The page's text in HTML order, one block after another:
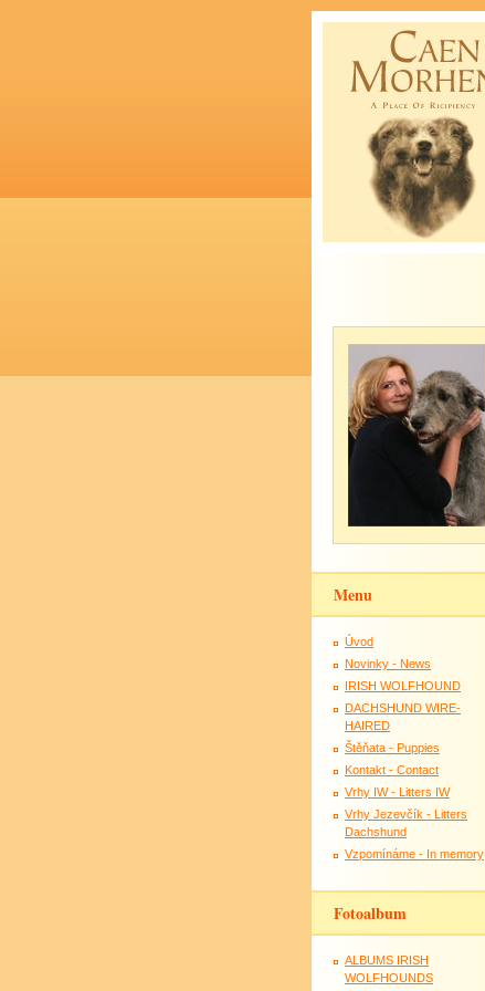
Menu
Úvod
Novinky - News
IRISH WOLFHOUND
DACHSHUND WIRE-
HAIRED
Štěňata - Puppies
Kontakt - Contact
Vrhy IW - Litters IW
Vrhy Jezevčík - Litters
Dachshund
Vzpomínáme - In memory
Fotoalbum
ALBUMS IRISH
WOLFHOUNDS